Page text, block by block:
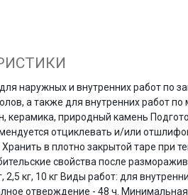
наружных и внутренних работ по
а также для внутренних работ
керамика, природный камень
отциклевать и/или
в плотно закрытой таре при
свойства после
2,5 кг, 10 кг Виды работ: для
отверждение - 48 ч.
Оставшиеся75
с вашей карты